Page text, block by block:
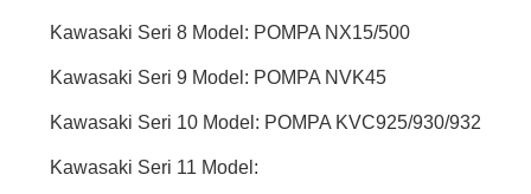
Kawasaki Seri 8 Model: POMPA NX15/500
Kawasaki Seri 9 Model: POMPA NVK45
Kawasaki Seri 10 Model: POMPA KVC925/930/932
Kawasaki Seri 11 Model: